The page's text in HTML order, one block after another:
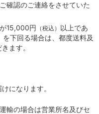
確認のご連絡をさせていた
15,000円 （税込） 以上であ
を下回る場合は、都度送料及
ます。
になります。
輸の場合は営業所名及びセ